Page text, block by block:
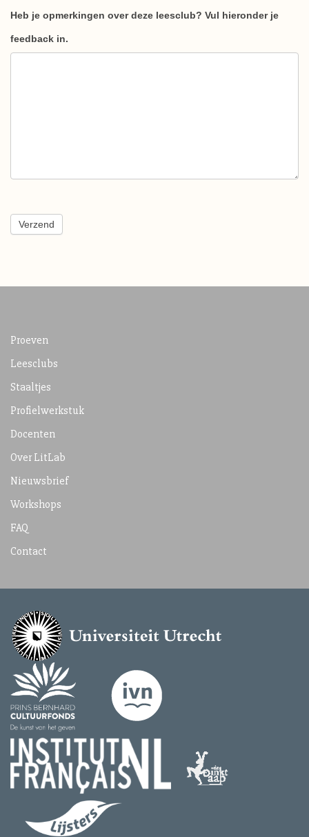
Heb je opmerkingen over deze leesclub? Vul hieronder je
feedback in.
Verzend
Proeven
Leesclubs
Staaltjes
Profielwerkstuk
Docenten
Over LitLab
Nieuwsbrief
Workshops
FAQ
Contact